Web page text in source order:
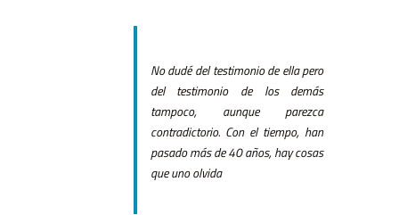
No dudé del testimonio de ella pero
del testimonio de los demás
tampoco, aunque parezca
contradictorio. Con el tiempo, han
pasado más de 40 años, hay cosas
que uno olvida